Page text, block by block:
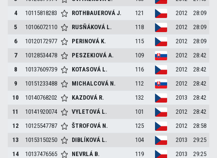
4
10115818283 ROTHBAUEROVÁJ. 121 2012
28:09
5
10106072110 RUSŇÁKOVÁ L. 118 2012
28:09
6
10120172977 PERINOVÁ K. 115 2012
28:09
7
10128534478 PESZEKIOVÁA. 109 2012
28:42
8
10137609739 KOTASOVÁ L. 116 2012
28:42
9
10151233488 MICHALCOVÁ N. 112 2012
28:42
10
10140768202 KAZDOVÁ R. 132 2013
28:42
11
10141920074 VYLETOVÁ L. 101 2012
28:42
12
10125547787 ŠTROFOVÁ N. 125 2012
28:58
13
10153150250 DIBLÍKOVÁ L. 104 2013
29:25
14
10137476565 NEVRLÁ B. 119 2013
29:25